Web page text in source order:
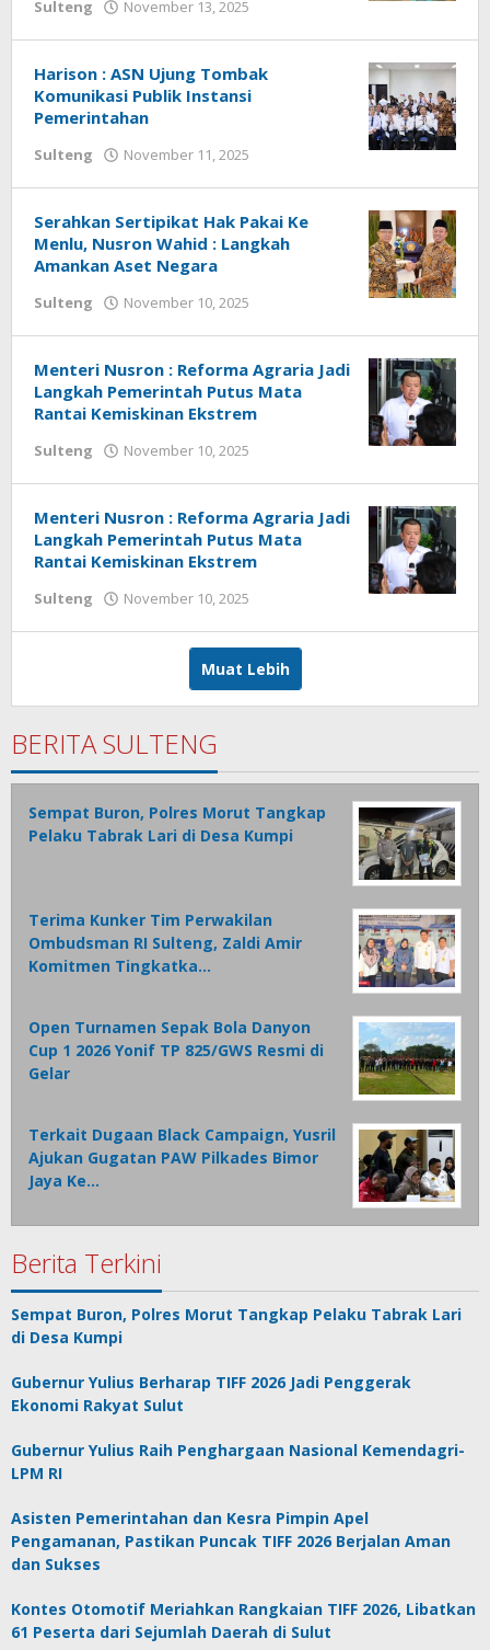
Sulteng November 13, 2025
Harison : ASN Ujung Tombak
Komunikasi Publik Instansi
Pemerintahan
Sulteng November 11, 2025
Serahkan Sertipikat Hak Pakai Ke
Menlu, Nusron Wahid : Langkah
Amankan Aset Negara
Sulteng November 10, 2025
Menteri Nusron : Reforma Agraria Jadi
Langkah Pemerintah Putus Mata
Rantai Kemiskinan Ekstrem
Sulteng November 10, 2025
Menteri Nusron : Reforma Agraria Jadi
Langkah Pemerintah Putus Mata
Rantai Kemiskinan Ekstrem
Sulteng November 10, 2025
Muat Lebih
BERITA SULTENG
Sempat Buron, Polres Morut Tangkap
Pelaku Tabrak Lari di Desa Kumpi
Terima Kunker Tim Perwakilan
Ombudsman RI Sulteng, Zaldi Amir
Komitmen Tingkatka…
Open Turnamen Sepak Bola Danyon
Cup 1 2026 Yonif TP 825/GWS Resmi di
Gelar
Terkait Dugaan Black Campaign, Yusril
Ajukan Gugatan PAW Pilkades Bimor
Jaya Ke…
Berita Terkini
Sempat Buron, Polres Morut Tangkap Pelaku Tabrak Lari
di Desa Kumpi
Gubernur Yulius Berharap TIFF 2026 Jadi Penggerak
Ekonomi Rakyat Sulut
Gubernur Yulius Raih Penghargaan Nasional Kemendagri-
LPM RI
Asisten Pemerintahan dan Kesra Pimpin Apel
Pengamanan, Pastikan Puncak TIFF 2026 Berjalan Aman
dan Sukses
Kontes Otomotif Meriahkan Rangkaian TIFF 2026, Libatkan
61 Peserta dari Sejumlah Daerah di Sulut